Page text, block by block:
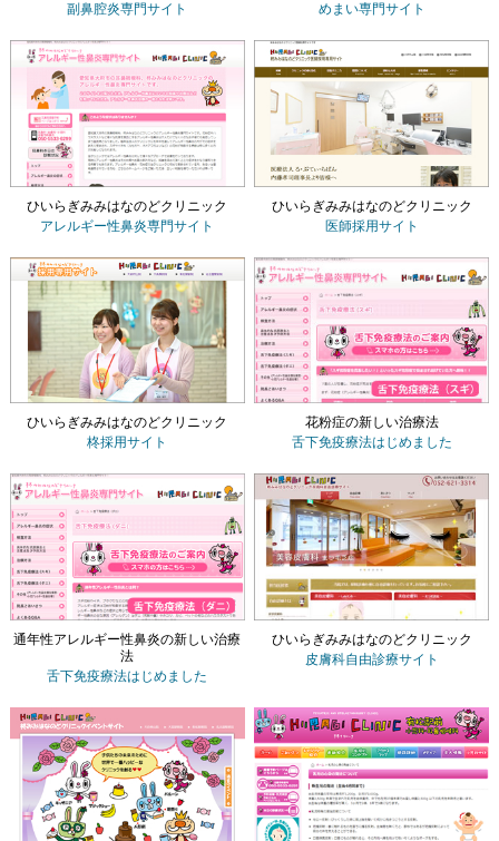
副鼻腔炎専門サイト
めまい専門サイト
ひいらぎみみはなのどクリニック
アレルギー性鼻炎専門サイト
ひいらぎみみはなのどクリニック
医師採用サイト
ひいらぎみみはなのどクリニック
柊採用サイト
花粉症の新しい治療法
舌下免疫療法はじめました
通年性アレルギー性鼻炎の新しい治療
法
舌下免疫療法はじめました
ひいらぎみみはなのどクリニック
皮膚科自由診療サイト